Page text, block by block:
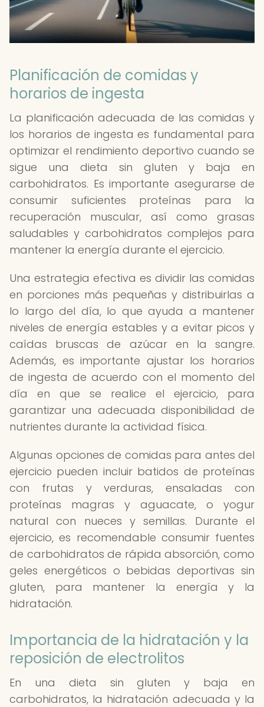
Planificación de comidas y
horarios de ingesta
La planificación adecuada de las comidas y
los horarios de ingesta es fundamental para
optimizar el rendimiento deportivo cuando se
sigue una dieta sin gluten y baja en
carbohidratos. Es importante asegurarse de
consumir suficientes proteínas para la
recuperación muscular, así como grasas
saludables y carbohidratos complejos para
mantener la energía durante el ejercicio.
Una estrategia efectiva es dividir las comidas
en porciones más pequeñas y distribuirlas a
lo largo del día, lo que ayuda a mantener
niveles de energía estables y a evitar picos y
caídas bruscas de azúcar en la sangre.
Además, es importante ajustar los horarios
de ingesta de acuerdo con el momento del
día en que se realice el ejercicio, para
garantizar una adecuada disponibilidad de
nutrientes durante la actividad física.
Algunas opciones de comidas para antes del
ejercicio pueden incluir batidos de proteínas
con frutas y verduras, ensaladas con
proteínas magras y aguacate, o yogur
natural con nueces y semillas. Durante el
ejercicio, es recomendable consumir fuentes
de carbohidratos de rápida absorción, como
geles energéticos o bebidas deportivas sin
gluten, para mantener la energía y la
hidratación.
Importancia de la hidratación y la
reposición de electrolitos
En una dieta sin gluten y baja en
carbohidratos, la hidratación adecuada y la